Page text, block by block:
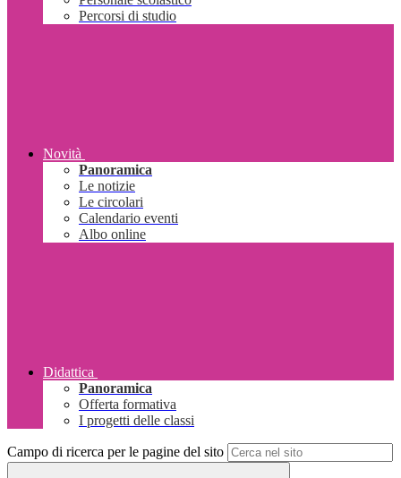
Percorsi di studio
Novità
Panoramica
Le notizie
Le circolari
Calendario eventi
Albo online
Didattica
Panoramica
Offerta formativa
I progetti delle classi
Campo di ricerca per le pagine del sito